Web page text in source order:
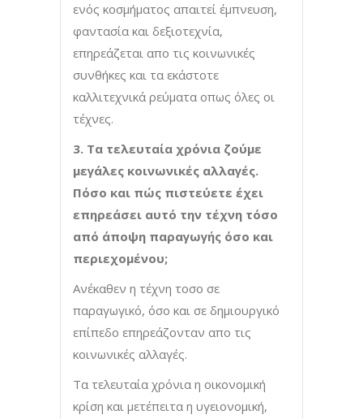
ενός κοσμήματος απαιτεί έμπνευση,
φαντασία και δεξιοτεχνία,
επηρεάζεται απο τις κοινωνικές
συνθήκες και τα εκάστοτε
καλλιτεχνικά ρεύματα οπως όλες οι
τέχνες.
3. Τα τελευταία χρόνια ζούμε
μεγάλες κοινωνικές αλλαγές.
Πόσο και πώς πιστεύετε έχει
επηρεάσει αυτό την τέχνη τόσο
από άποψη παραγωγής όσο και
περιεχομένου;
Ανέκαθεν η τέχνη τοσο σε
παραγωγικό, όσο και σε δημιουργικό
επίπεδο επηρεάζονταν απο τις
κοινωνικές αλλαγές.
Τα τελευταία χρόνια η οικονομική
κρίση και μετέπειτα η υγειονομική,